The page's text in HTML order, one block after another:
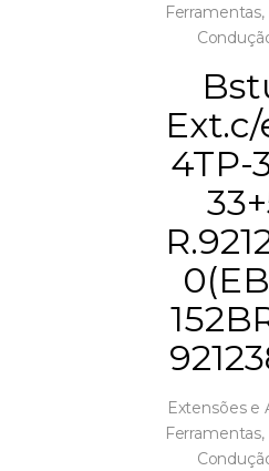
Ferramentas,
4TP-
Extensões e
Ferramentas,